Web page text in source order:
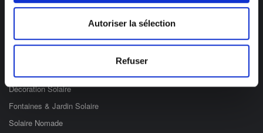
Autoriser la sélection
Refuser
Ouvert du lundi au vendredi
Catégories
Décoration Solaire
Fontaines & Jardin Solaire
Solaire Nomade